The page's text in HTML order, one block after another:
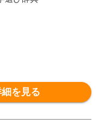
細を見る